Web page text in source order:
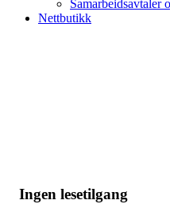
Samarbeidsavtaler
Nettbutikk
Ingen lesetilgang